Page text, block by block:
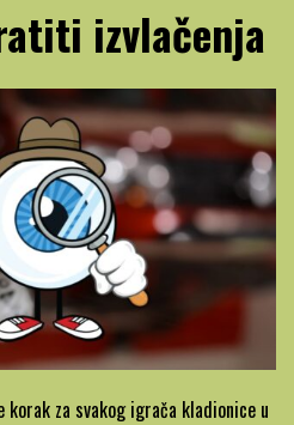
izvlačenja
za svakog igrača kladionice u